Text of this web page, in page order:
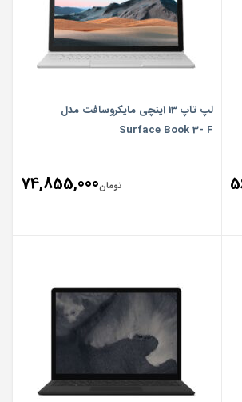
لپ تاپ 13 اینچی مایکروسافت مدل
Surface Book 3- F
تومان74,855,000